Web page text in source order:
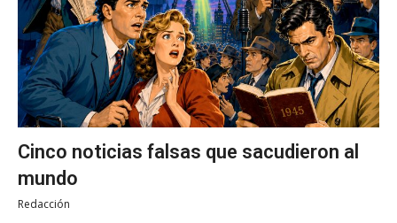
Cinco noticias falsas que sacudieron al
mundo
Redacción